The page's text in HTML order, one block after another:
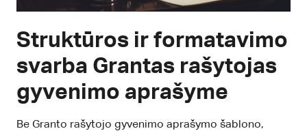
Struktūros ir formatavimo
svarba Grantas rašytojas
gyvenimo aprašyme
Be Granto rašytojo gyvenimo aprašymo šablono,